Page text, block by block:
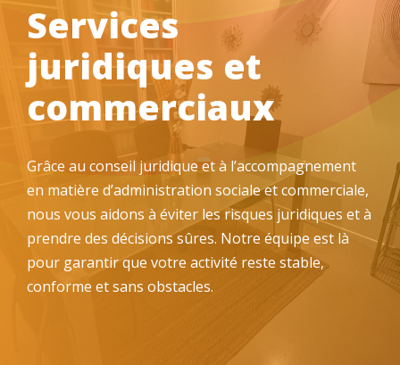
Services
juridiques et
commerciaux
Grâce au conseil juridique et à l’accompagnement
en matière d’administration sociale et commerciale,
nous vous aidons à éviter les risques juridiques et à
prendre des décisions sûres. Notre équipe est là
pour garantir que votre activité reste stable,
conforme et sans obstacles.